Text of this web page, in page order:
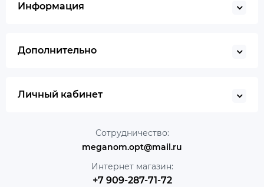
Информация
Дополнительно
Личный кабинет
Сотрудничество:
meganom.opt@mail.ru
Интернет магазин:
+7 909-287-71-72